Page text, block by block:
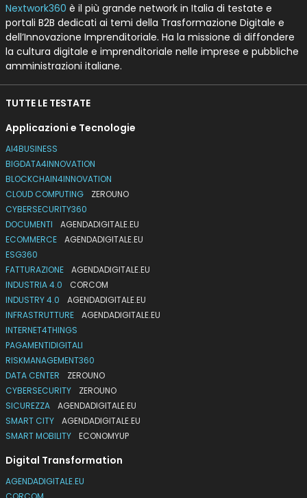
Nextwork360 è il più grande network in Italia di testate e
portali B2B dedicati ai temi della Trasformazione Digitale e
dell’Innovazione Imprenditoriale. Ha la missione di diffondere
la cultura digitale e imprenditoriale nelle imprese e pubbliche
amministrazioni italiane.
TUTTE LE TESTATE
Applicazioni e Tecnologie
AI4BUSINESS
BIGDATA4INNOVATION
BLOCKCHAIN4INNOVATION
CLOUD COMPUTING
ZEROUNO
CYBERSECURITY360
DOCUMENTI
AGENDADIGITALE.EU
ECOMMERCE
AGENDADIGITALE.EU
ESG360
FATTURAZIONE
AGENDADIGITALE.EU
INDUSTRIA 4.0
CORCOM
INDUSTRY 4.0
AGENDADIGITALE.EU
INFRASTRUTTURE
AGENDADIGITALE.EU
INTERNET4THINGS
PAGAMENTIDIGITALI
RISKMANAGEMENT360
DATA CENTER
ZEROUNO
CYBERSECURITY
ZEROUNO
SICUREZZA
AGENDADIGITALE.EU
SMART CITY
AGENDADIGITALE.EU
SMART MOBILITY
ECONOMYUP
Digital Transformation
AGENDADIGITALE.EU